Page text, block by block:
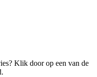
Klik door op een van de